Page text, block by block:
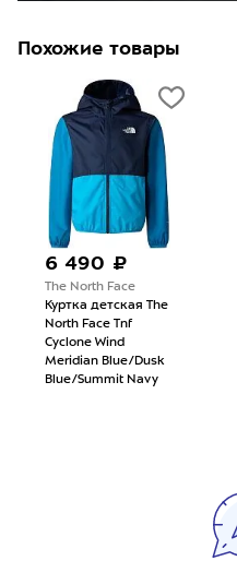
Похожие товары
6 490 ₽
The North Face
Куртка детская The
North Face Tnf
Cyclone Wind
Meridian Blue/Dusk
Blue/Summit Navy